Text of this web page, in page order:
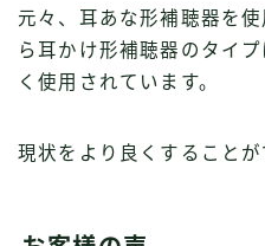
元々、耳あな形補聴器を
ら耳かけ形補聴器のタイ
く使用されています。
現状をより良くすることが